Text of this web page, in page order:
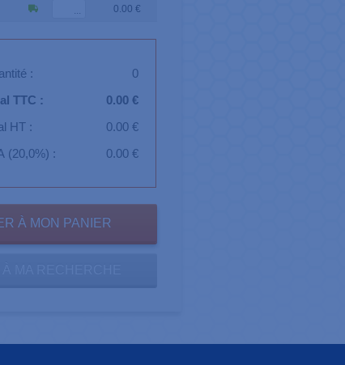
0.00 €
:
0
TTC :
0.00 €
HT :
0.00 €
(20,0%) :
0.00 €